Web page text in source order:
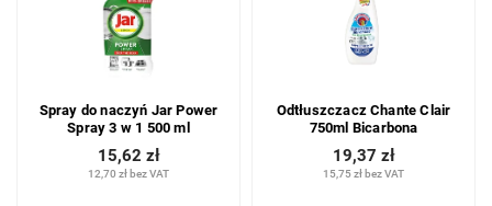
Spray do naczyń Jar Power
Spray 3 w 1 500 ml
12,70 zł bez VAT
15,62 zł
Odtłuszczacz Chante Clair
750ml Bicarbona
15,75 zł bez VAT
19,37 zł